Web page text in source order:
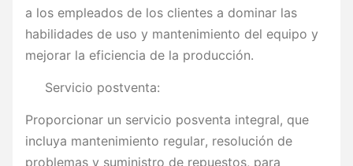
a los empleados de los clientes a dominar las
habilidades de uso y mantenimiento del equipo y
mejorar la eficiencia de la producción.
Servicio postventa:
Proporcionar un servicio posventa integral, que
incluya mantenimiento regular, resolución de
problemas y suministro de repuestos, para